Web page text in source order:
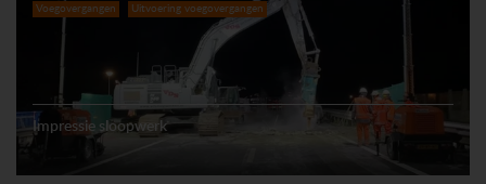
Voegovergangen Uitvoering voegovergangen
Impressie sloopwerk